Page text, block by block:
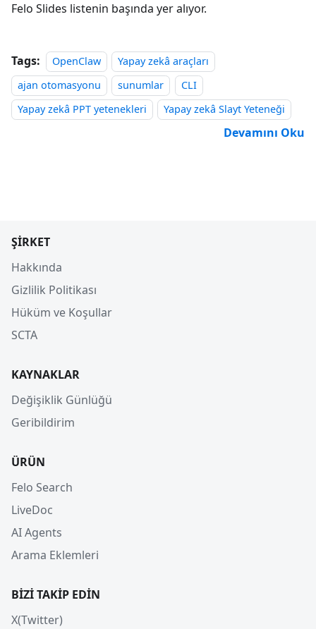
Felo Slides listenin başında yer alıyor.
Tags: OpenClaw
Yapay zekâ araçları
ajan otomasyonu
sunumlar
CLI
Yapay zekâ PPT yetenekleri
Yapay zekâ Slayt Yeteneği
Devamını Oku
ŞIRKET
Hakkında
Gizlilik Politikası
Hüküm ve Koşullar
SCTA
KAYNAKLAR
Değişiklik Günlüğü
Geribildirim
ÜRÜN
Felo Search
LiveDoc
AI Agents
Arama Eklemleri
BIZI TAKIP EDIN
X(Twitter)